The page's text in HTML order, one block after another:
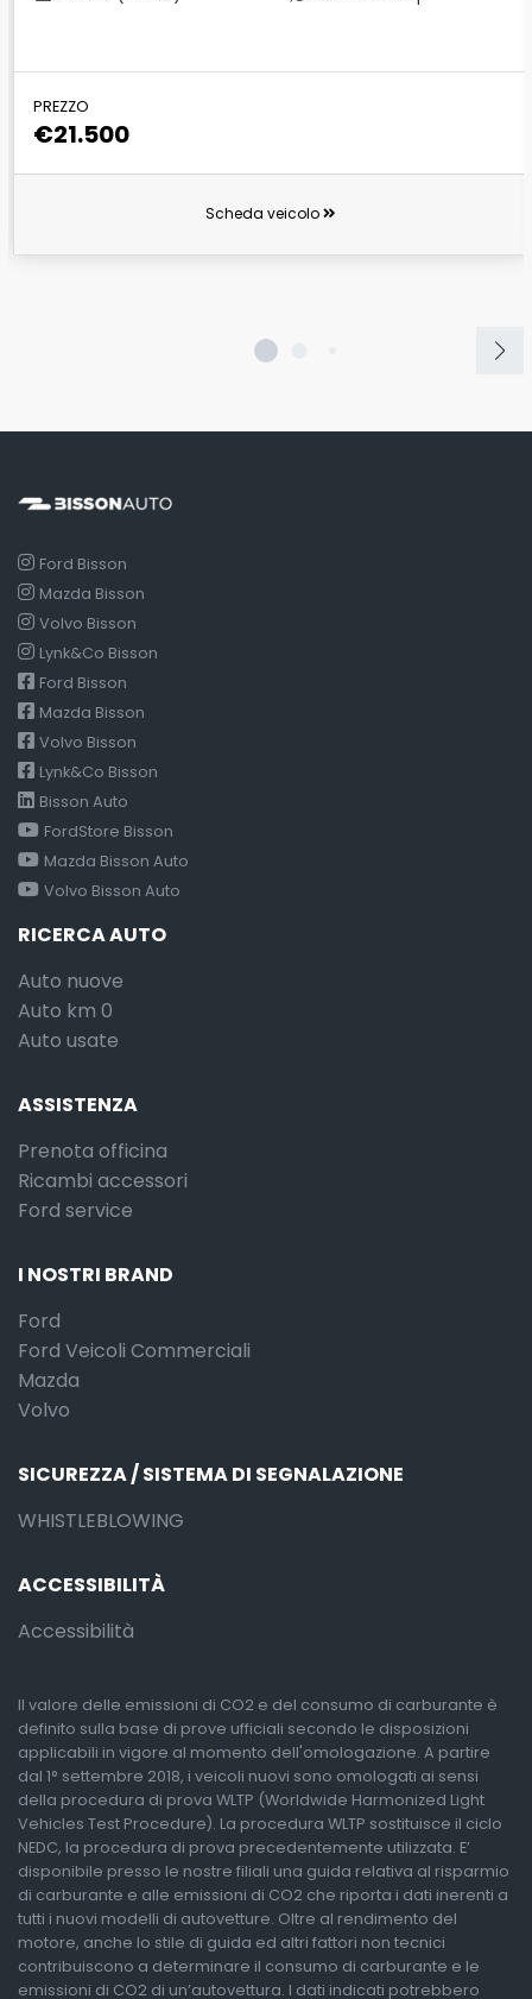
PREZZO
€21.500
Scheda veicolo
Ford Bisson
Mazda Bisson
Volvo Bisson
Lynk&Co Bisson
Ford Bisson
Mazda Bisson
Volvo Bisson
Lynk&Co Bisson
Bisson Auto
FordStore Bisson
Mazda Bisson Auto
Volvo Bisson Auto
RICERCA AUTO
Auto nuove
Auto km 0
Auto usate
ASSISTENZA
Prenota officina
Ricambi accessori
Ford service
I NOSTRI BRAND
Ford
Ford Veicoli Commerciali
Mazda
Volvo
SICUREZZA / SISTEMA DI SEGNALAZIONE
WHISTLEBLOWING
ACCESSIBILITÀ
Accessibilità
Il valore delle emissioni di CO2 e del consumo di carburante è
definito sulla base di prove ufficiali secondo le disposizioni
applicabili in vigore al momento dell'omologazione. A partire
dal 1° settembre 2018, i veicoli nuovi sono omologati ai sensi
della procedura di prova WLTP (Worldwide Harmonized Light
Vehicles Test Procedure). La procedura WLTP sostituisce il ciclo
NEDC, la procedura di prova precedentemente utilizzata. E’
disponibile presso le nostre filiali una guida relativa al risparmio
di carburante e alle emissioni di CO2 che riporta i dati inerenti a
tutti i nuovi modelli di autovetture. Oltre al rendimento del
motore, anche lo stile di guida ed altri fattori non tecnici
contribuiscono a determinare il consumo di carburante e le
emissioni di CO2 di un’autovettura. I dati indicati potrebbero